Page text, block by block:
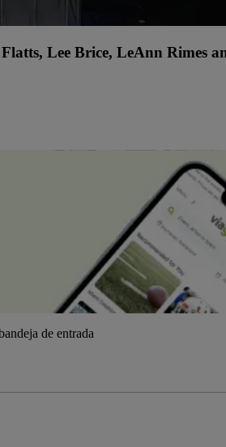
Lee Brice, LeAnn Rimes
de entrada